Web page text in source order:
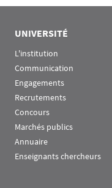
UNIVERSITÉ
L'institution
Communication
Engagements
Recrutements
Concours
Marchés publics
Annuaire
Enseignants chercheurs